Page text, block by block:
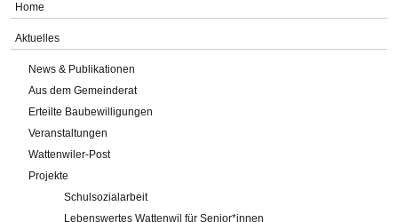
Gemeinde
Verwaltung
Online-Service
Home
Aktuelles
News & Publikationen
Aus dem Gemeinderat
Erteilte Baubewilligungen
Veranstaltungen
Wattenwiler-Post
Projekte
Schulsozialarbeit
Lebenswertes Wattenwil für Senior*innen